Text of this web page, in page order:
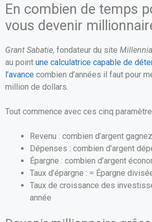
En combien de temps
vous devenir
Grant Sabatie, fondateur du site
au point une calculatrice capable de
l’avance combien d’années il faut pour
million de dollars.
Tout commence avec ces cinq
Revenu : combien d’argent
Dépenses : combien d’argent
Épargne : combien d’argent
Taux d’épargne : = Épargne
Taux de croissance des
année